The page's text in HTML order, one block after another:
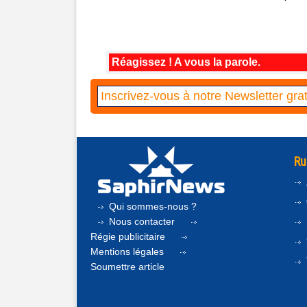
Réagissez ! A vous la parole.
Qui sommes-nous ?
Nous contacter
Régie publicitaire
Mentions légales
Soumettre article